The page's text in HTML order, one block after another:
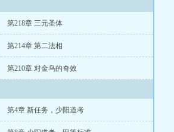
第218章 三元圣体
第214章 第二法相
第210章 对金乌的奇效
第4章 新任务，少阳道考